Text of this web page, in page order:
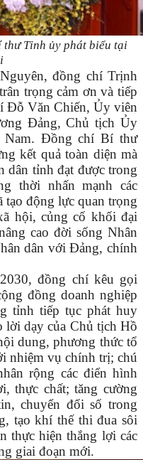
Tỉnh ủy phát biểu tại
đồng chí Trịnh
trọng cảm ơn và tiếp
Đỗ Văn Chiến, Ủy viên
Đảng, Chủ tịch Ủy
Nam. Đồng chí Bí thư
kết quả toàn diện mà
dân tỉnh đạt được trong
thời nhấn mạnh các
tạo động lực quan trọng
hội, củng cố khối đại
cao đời sống Nhân
dân với Đảng, chính
đồng chí kêu gọi
đồng doanh nghiệp
tỉnh tiếp tục phát huy
lời dạy của Chủ tịch Hồ
dung, phương thức tổ
nhiệm vụ chính trị; chú
rộng các điển hình
thực chất; tăng cường
chuyển đổi số trong
tạo khí thế thi đua sôi
thực hiện thắng lợi các
giai đoạn mới.